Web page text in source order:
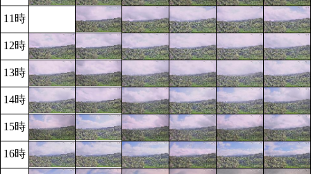
11時
12時
13時
14時
15時
16時